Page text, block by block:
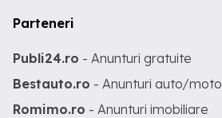
Parteneri
Publi24.ro - Anunturi gratuite
Bestauto.ro - Anunturi auto/moto
Romimo.ro - Anunturi imobiliare